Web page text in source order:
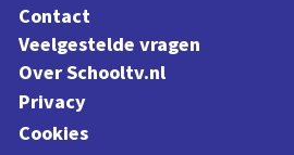
Contact
Veelgestelde vragen
Over Schooltv.nl
Privacy
Cookies